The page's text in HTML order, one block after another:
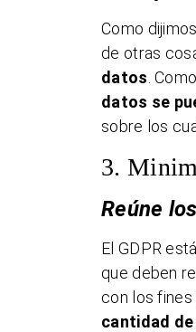
Como
de otras
datos.
datos se
sobre los
3.
Reúne
El GDPR
que deben
con los fines
cantidad